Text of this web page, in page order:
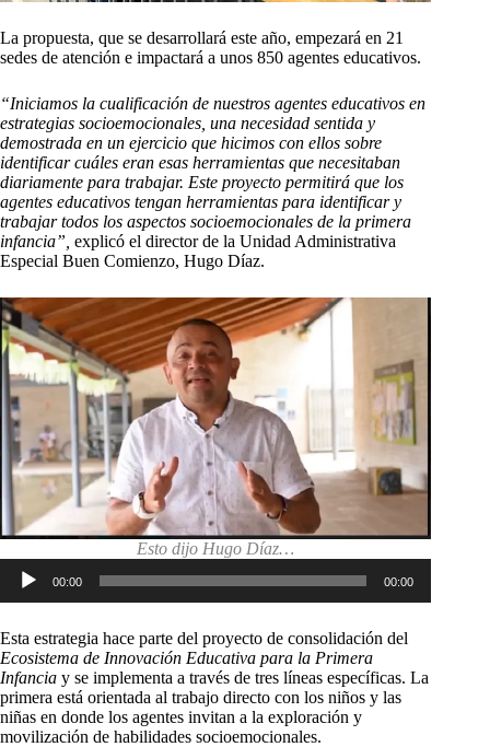
La propuesta, que se desarrollará este año, empezará en 21
sedes de atención e impactará a unos 850 agentes educativos.
“Iniciamos la cualificación de nuestros agentes educativos en
estrategias socioemocionales, una necesidad sentida y
demostrada en un ejercicio que hicimos con ellos sobre
identificar cuáles eran esas herramientas que necesitaban
diariamente para trabajar. Este proyecto permitirá que los
agentes educativos tengan herramientas para identificar y
trabajar todos los aspectos socioemocionales de la primera
infancia”, explicó el director de la Unidad Administrativa
Especial Buen Comienzo, Hugo Díaz.
Esto dijo Hugo Díaz…
Reproductor
audio
00:00 00:00
Esta estrategia hace parte del proyecto de consolidación del
Ecosistema de Innovación Educativa para la Primera
Infancia y se implementa a través de tres líneas específicas. La
primera está orientada al trabajo directo con los niños y las
niñas en donde los agentes invitan a la exploración y
movilización de habilidades socioemocionales.